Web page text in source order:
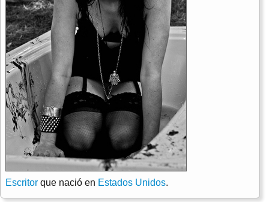
Escritor que nació en Estados Unidos.